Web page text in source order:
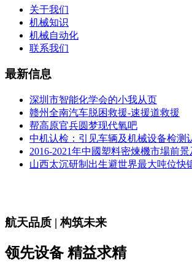
关于我们
机械知识
机械自动化
联系我们
最新信息
深圳市智能化学会的小我从页
赣州全南汽车脱困救援-速援道救援
帮高原官兵圆梦现代氧吧
中机认检：引见车辆及机械设备检测
2016-2021年中國塑料密煉機市場前
山西太沉研制出生避世界最大吨位快
航天品质 | 构筑未来
领先设备 精益求精